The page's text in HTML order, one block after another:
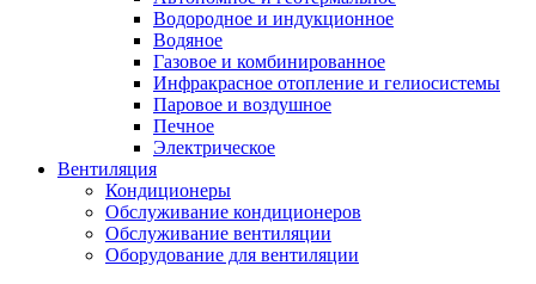
Водородное и индукционное
Водяное
Газовое и комбинированное
Инфракрасное отопление и гелиосистемы
Паровое и воздушное
Печное
Электрическое
Вентиляция
Кондиционеры
Обслуживание кондиционеров
Обслуживание вентиляции
Оборудование для вентиляции